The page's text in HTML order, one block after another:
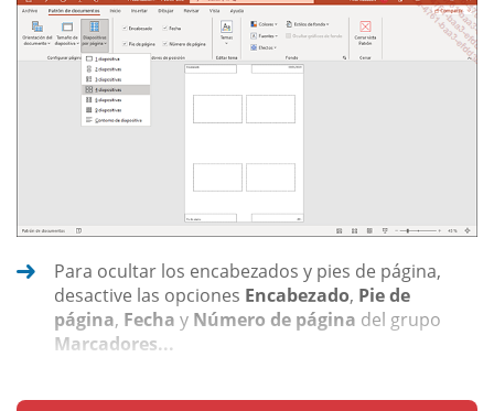
Para ocultar los encabezados y pies de página,
desactive las opciones Encabezado, Pie de
página, Fecha y Número de página del grupo
Marcadores...